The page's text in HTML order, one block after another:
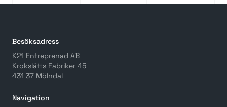
Besöksadress
K21 Entreprenad AB
Krokslätts Fabriker 45
431 37 Mölndal
Navigation